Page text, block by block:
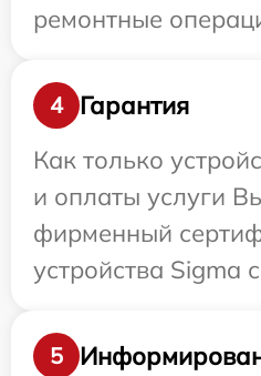
ремонтные
4
Гарантия
Как только
и оплаты услуги
фирменный
устройства Sigma
5